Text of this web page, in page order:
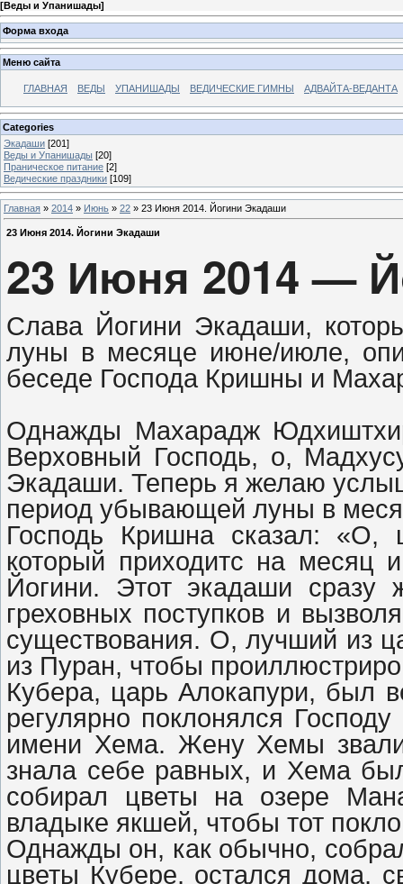
[Веды и Упанишады]
Форма входа
Меню сайта
ГЛАВНАЯ ВЕДЫ УПАНИШАДЫ ВЕДИЧЕСКИЕ ГИМНЫ АДВАЙТА-ВЕДАНТА
Categories
Экадаши [201]
Веды и Упанишады [20]
Праническое питание [2]
Ведические праздники [109]
Главная » 2014 » Июнь » 22 » 23 Июня 2014. Йогини Экадаши
23 Июня 2014. Йогини Экадаши
23 Июня 2014 —
Слава Йогини Экадаши,
луны в месяце июне/июле,
беседе Господа Кришны и
Однажды Махарадж
Верховный Господь, о,
Экадаши. Теперь я желаю
период убывающей луны в
Господь Кришна сказал:
который приходитс на месяц
Йогини. Этот экадаши сразу
греховных поступков и
существования. О, лучший из
из Пуран, чтобы
Кубера, царь Алокапури, был
регулярно поклонялся
имени Хема. Жену Хемы
знала себе равных, и Хема
собирал цветы на озере
владыке якшей, чтобы тот
Однажды он, как обычно,
цветы Кубере, остался дома,